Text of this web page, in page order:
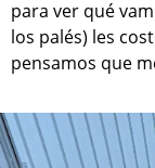
para ver qué
los palés) les
pensamos que